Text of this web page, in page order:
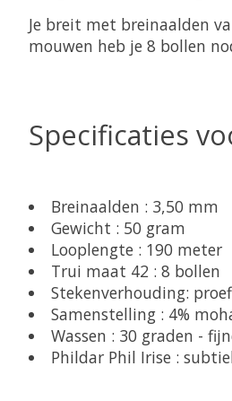
Je breit met breinaalden
mouwen heb je 8 bollen
Specificaties
Breinaalden : 3,50 mm
Gewicht : 50 gram
Looplengte : 190 meter
Trui maat 42 : 8 bollen
Stekenverhouding:
Samenstelling : 4%
Wassen : 30 graden -
Phildar Phil Irise :